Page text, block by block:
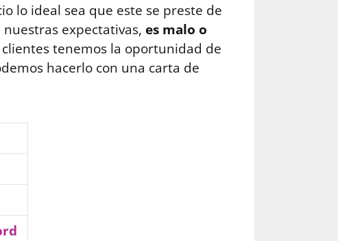
lo ideal sea que este se preste de
expectativas, es malo o
clientes tenemos la oportunidad de
hacerlo con una carta de